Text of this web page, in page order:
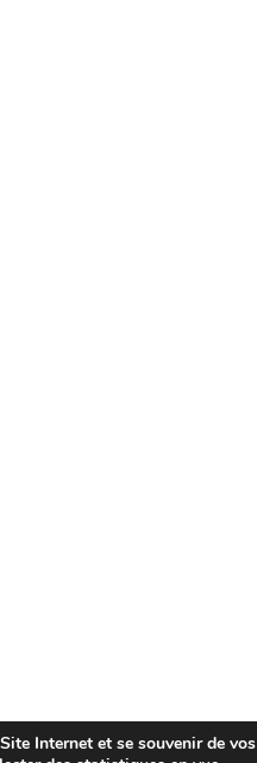
Internet et se souvenir de vos